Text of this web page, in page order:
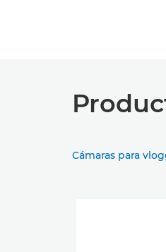
Cámaras para